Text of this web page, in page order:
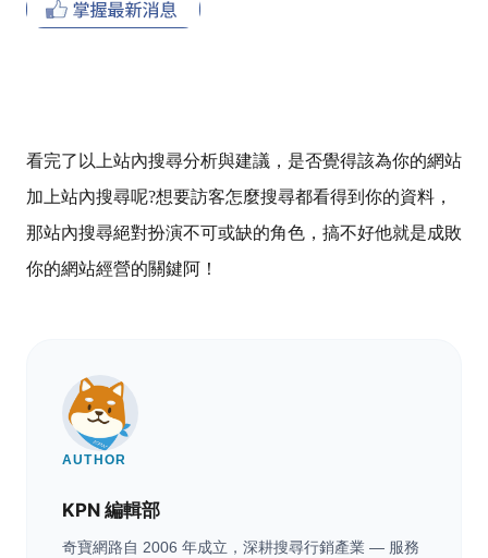
看完了以上站內搜尋分析與建議，是否覺得該為你的網站
加上站內搜尋呢?想要訪客怎麼搜尋都看得到你的資料，
那站內搜尋絕對扮演不可或缺的角色，搞不好他就是成敗
你的網站經營的關鍵阿！
AUTHOR
KPN 編輯部
奇寶網路自 2006 年成立，深耕搜尋行銷產業 — 服務